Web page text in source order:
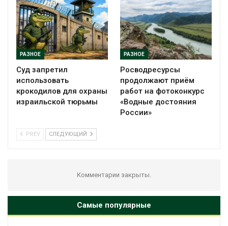
РАЗНОЕ
Суд запретил
использовать
крокодилов для охраны
израильской тюрьмы
РАЗНОЕ
Росводресурсы
продолжают приём
работ на фотоконкурс
«Водные достояния
России»
PREV СЛЕДУЮЩИЙ
Комментарии закрыты.
Самые популярные